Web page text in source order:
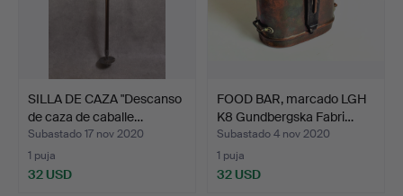
SILLA DE CAZA "Descanso
de caza de caballe…
Subastado 17 nov 2020
1 puja
32 USD
FOOD BAR, marcado LGH
K8 Gundbergska Fabri…
Subastado 4 nov 2020
1 puja
32 USD